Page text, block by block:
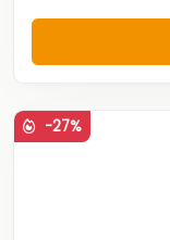
-27%